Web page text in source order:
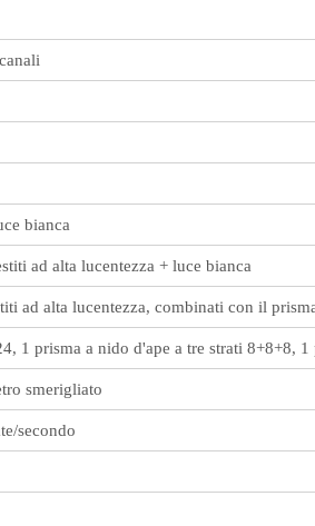
bianca
ad alta lucentezza + luce bianca
ad alta lucentezza, combinati con il
1 prisma a nido d'ape a tre strati 8+8+8,
smerigliato
secondo